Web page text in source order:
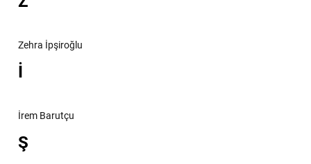
Zehra İpşiroğlu
İ
İrem Barutçu
Ş